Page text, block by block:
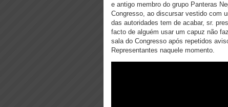
e antigo membro do grupo Panteras
Congresso, ao discursar vestido com
das autoridades tem de acabar, sr.
facto de alguém usar um capuz não
sala do Congresso após repetidos
Representantes naquele momento.